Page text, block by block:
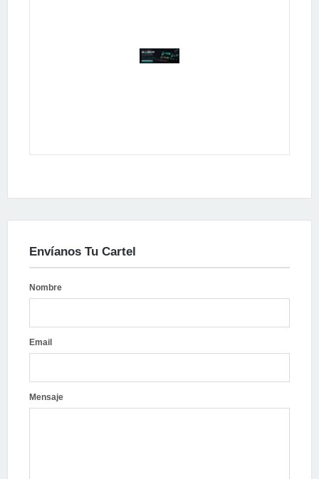
Publicidad
Envíanos Tu Cartel
Nombre
Email
Mensaje